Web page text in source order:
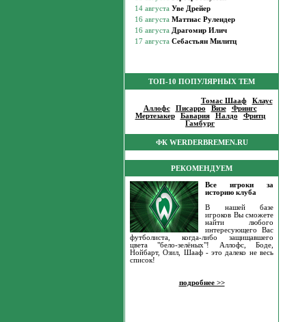
ТОП-10 ПОПУЛЯРНЫХ ТЕМ
Томас Шааф| Клаус
Аллофс| Писарро Визе| Фрингс|
Мертезакер| Бавария| Налдо Фритц|
Гамбург
ФК WERDERBREMEN.RU
РЕКОМЕНДУЕМ
Все игроки за
историю клуба
В нашей базе
игроков Вы сможете
найти любого
интересующего Вас
футболиста, когда-либо защищавшего
цвета "бело-зелёных"! Аллофс, Боде,
Нойбарт, Озил, Шааф - это далеко не весь
список!
подробнее >>